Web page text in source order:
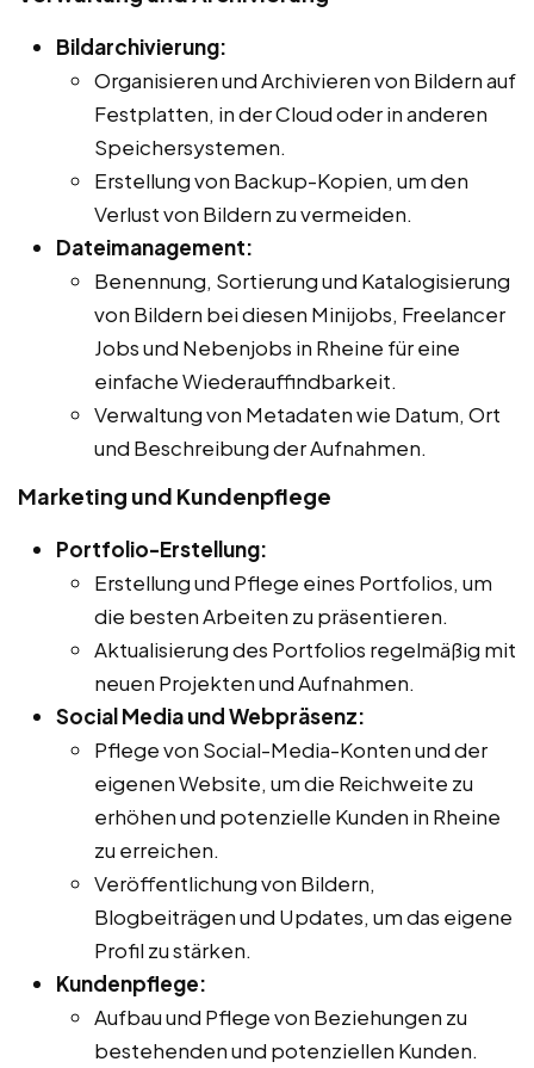
Bildarchivierung:
Organisieren und Archivieren von Bildern auf
Festplatten, in der Cloud oder in anderen
Speichersystemen.
Erstellung von Backup-Kopien, um den
Verlust von Bildern zu vermeiden.
Dateimanagement:
Benennung, Sortierung und Katalogisierung
von Bildern bei diesen Minijobs, Freelancer
Jobs und Nebenjobs in Rheine für eine
einfache Wiederauffindbarkeit.
Verwaltung von Metadaten wie Datum, Ort
und Beschreibung der Aufnahmen.
Marketing und Kundenpflege
Portfolio-Erstellung:
Erstellung und Pflege eines Portfolios, um
die besten Arbeiten zu präsentieren.
Aktualisierung des Portfolios regelmäßig mit
neuen Projekten und Aufnahmen.
Social Media und Webpräsenz:
Pflege von Social-Media-Konten und der
eigenen Website, um die Reichweite zu
erhöhen und potenzielle Kunden in Rheine
zu erreichen.
Veröffentlichung von Bildern,
Blogbeiträgen und Updates, um das eigene
Profil zu stärken.
Kundenpflege:
Aufbau und Pflege von Beziehungen zu
bestehenden und potenziellen Kunden.